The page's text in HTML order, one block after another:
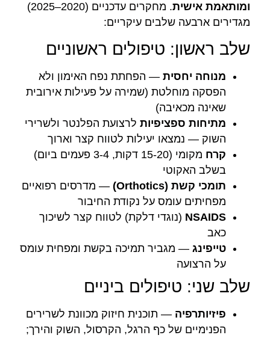
ומותאמת אישית
. מחקרים עדכניים (2020–2025)
מגדירים ארבעה שלבים עיקריים:
שלב ראשון: טיפולים ראשוניים
מנוחה יחסית — הפחתת נפח האימון ולא
הפסקה מוחלטת (שמירה על פעילות אירובית
שאינה מכאיבה)
מתיחות ספציפיות לרצועת הפלנטר ולשרירי
השוק — נמצאו יעילות לטווח קצר וארוך
קרח
מקומי (15-20 דקות, 3-4 פעמים ביום)
בשלב האקוטי
תומכי קשת (Orthotics)
— מדרסים רפואיים
מפחיתים עומס על נקודת החיבור
NSAIDS (נוגדי דלקת) לטווח קצר לשיכוך
כאב
טייפינג — מגביר תמיכה בקשת ומפחית עומס
על הרצועה
שלב שני: טיפולים ביניים
פיזיותרפיה — תוכנית חיזוק מכוונת לשרירים
הפנימיים של כף הרגל, הקרסול, השוק והירך;